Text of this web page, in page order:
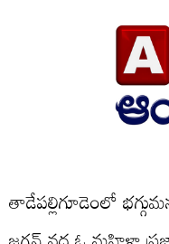
తాడేపల్లిగూడెంలో